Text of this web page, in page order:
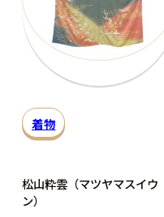
着物
松山粋雲（マツヤマスイウ
ン）